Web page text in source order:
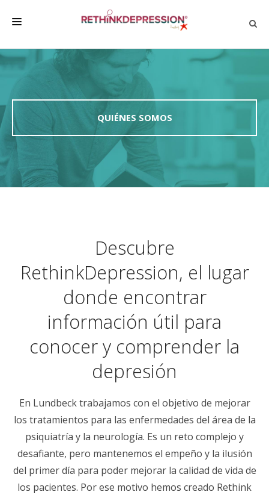
QUIÉNES SOMOS
ACERCA DE LA DEPRESIÓN
HABLAR CON LOS DEMÁS
BIENESTAR
EMPRESA
QUIÉNES SOMOS
Descubre
RethinkDepression, el lugar
donde encontrar
información útil para
conocer y comprender la
depresión
En Lundbeck trabajamos con el objetivo de mejorar
los tratamientos para las enfermedades del área de la
psiquiatría y la neurología. Es un reto complejo y
desafiante, pero mantenemos el empeño y la ilusión
del primer día para poder mejorar la calidad de vida de
los pacientes. Por ese motivo hemos creado Rethink